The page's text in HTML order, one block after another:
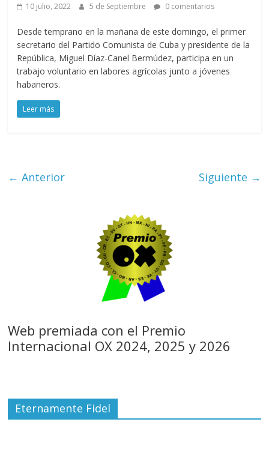
10 julio, 2022 5 de Septiembre 0 comentarios
Desde temprano en la mañana de este domingo, el primer
secretario del Partido Comunista de Cuba y presidente de la
República, Miguel Díaz-Canel Bermúdez, participa en un
trabajo voluntario en labores agrícolas junto a jóvenes
habaneros.
Leer más
← Anterior Siguiente →
Web premiada con el Premio
Internacional OX 2024, 2025 y 2026
Eternamente Fidel